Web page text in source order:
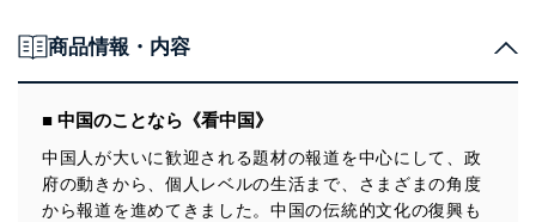
商品情報・内容
■ 中国のことなら《看中国》
中国人が大いに歓迎される題材の報道を中心にして、政
府の動きから、個人レベルの生活まで、さまざまの角度
から報道を進めてきました。中国の伝統的文化の復興も